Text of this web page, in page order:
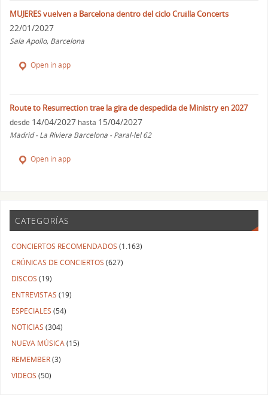
MUJERES vuelven a Barcelona dentro del ciclo Cruïlla Concerts
22/01/2027
Sala Apollo, Barcelona
Open in app
Route to Resurrection trae la gira de despedida de Ministry en 2027
desde 14/04/2027 hasta 15/04/2027
Madrid - La Riviera Barcelona - Paral-lel 62
Open in app
CATEGORÍAS
CONCIERTOS RECOMENDADOS (1.163)
CRÓNICAS DE CONCIERTOS (627)
DISCOS (19)
ENTREVISTAS (19)
ESPECIALES (54)
NOTICIAS (304)
NUEVA MÚSICA(15)
REMEMBER(3)
VIDEOS (50)